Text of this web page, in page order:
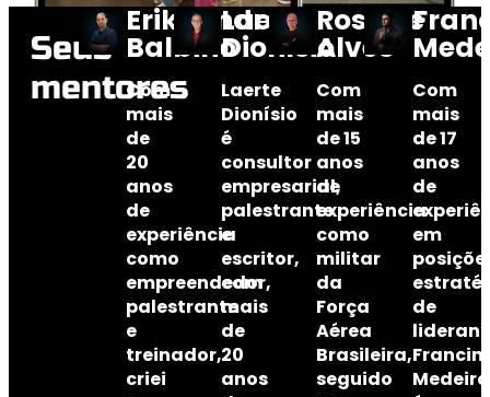
Seus
mentores
Erikçandro
Balbino
Com
mais
de
20
anos
de
experiência
como
empreendedor,
palestrante
e
treinador,
criei
Laerte
Dionísio
Laerte
Dionísio
é
consultor
empresarial,
palestrante
e
escritor,
com
mais
de
20
anos
Rossine
Alves
Com
mais
de 15
anos
de
experiência
como
militar
da
Força
Aérea
Brasileira,
seguido
Com
mais
de17
anos
de
em
de